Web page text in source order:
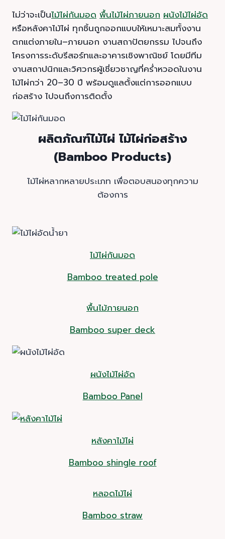
ไม่ว่าจะเป็นไม้ไผ่กันมอด พื้นไม้ไผ่ภายนอก ผนังไม้ไผ่อัด
หรือหลังคาไม้ไผ่ ทุกชิ้นถูกออกแบบให้เหมาะสมทั้งงาน
ตกแต่งภายใน–ภายนอก งานสถาปัตยกรรม ไปจนถึง
โครงการระดับรีสอร์ทและอาคารเชิงพาณิชย์ โดยมีทีม
งานสถาปนิกและวิศวกรผู้เชี่ยวชาญที่คร่ำหวอดในงาน
ไม้ไผ่กว่า 20–30 ปี พร้อมดูแลตั้งแต่การออกแบบ
ก่อสร้าง ไปจนถึงการติดตั้ง
ผลิตภัณฑ์ไม้ไผ่ ไม้ไผ่ก่อสร้าง
(Bamboo Products)
ไม้ไผ่หลากหลายประเภท เพื่อตอบสนองทุกความ
ต้องการ
ไม้ไผ่กันมอด
Bamboo treated pole
พื้นไม้ภายนอก
Bamboo super deck
ผนังไม้ไผ่อัด
Bamboo Panel
หลังคาไม้ไผ่
Bamboo shingle roof
หลอดไม้ไผ่
Bamboo straw